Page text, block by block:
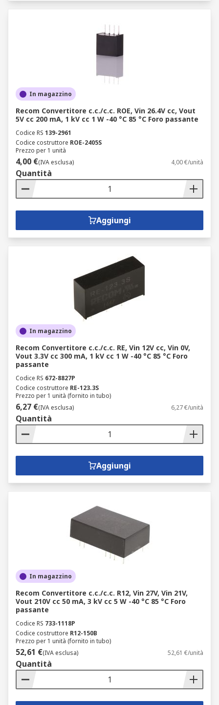
In magazzino
Recom Convertitore c.c./c.c. ROE, Vin 26.4V cc, Vout
5V cc 200 mA, 1 kV cc 1 W -40 °C 85 °C Foro passante
Codice RS 139-2961
Codice costruttore ROE-2405S
Prezzo per 1 unità
4,00 €(IVA esclusa) 4,00 €/unità
Quantità
Aggiungi
In magazzino
Recom Convertitore c.c./c.c. RE, Vin 12V cc, Vin 0V,
Vout 3.3V cc 300 mA, 1 kV cc 1 W -40 °C 85 °C Foro
passante
Codice RS 672-8827P
Codice costruttore RE-123.3S
Prezzo per 1 unità (fornito in tubo)
6,27 €(IVA esclusa) 6,27 €/unità
Quantità
Aggiungi
In magazzino
Recom Convertitore c.c./c.c. R12, Vin 27V, Vin 21V,
Vout 210V cc 50 mA, 3 kV cc 5 W -40 °C 85 °C Foro
passante
Codice RS 733-1118P
Codice costruttore R12-150B
Prezzo per 1 unità (fornito in tubo)
52,61 €(IVA esclusa) 52,61 €/unità
Quantità